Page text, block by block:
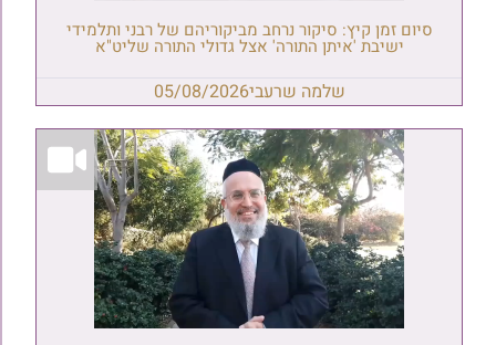
סיום זמן קיץ: סיקור נרחב מביקוריהם של רבני ותלמידי
ישיבת 'איתן התורה' אצל גדולי התורה שליט"א
שלמה שרעבי05/08/2026